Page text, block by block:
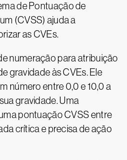
de Pontuação de
(CVSS) ajuda a
as CVEs.
numeração para atribuição
gravidade às CVEs. Ele
número entre 0,0 e 10,0 a
gravidade. Uma
pontuação CVSS entre
crítica e precisa de ação